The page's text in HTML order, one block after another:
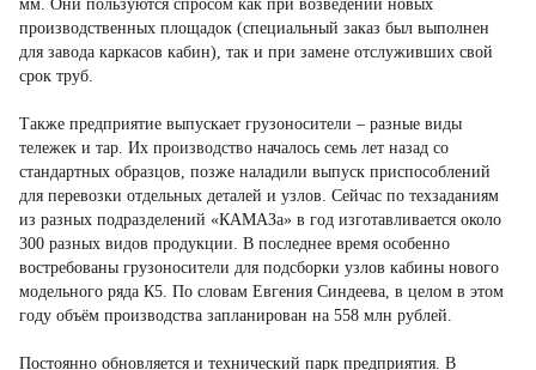
мм. Они пользуются спросом как при возведении новых
производственных площадок (специальный заказ был выполнен
для завода каркасов кабин), так и при замене отслуживших свой
срок труб.
Также предприятие выпускает грузоносители – разные виды
тележек и тар. Их производство началось семь лет назад со
стандартных образцов, позже наладили выпуск приспособлений
для перевозки отдельных деталей и узлов. Сейчас по техзаданиям
из разных подразделений «КАМАЗа» в год изготавливается около
300 разных видов продукции. В последнее время особенно
востребованы грузоносители для подсборки узлов кабины нового
модельного ряда К5. По словам Евгения Синдеева, в целом в этом
году объём производства запланирован на 558 млн рублей.
Постоянно обновляется и технический парк предприятия. В